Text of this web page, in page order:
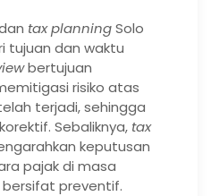
tax planningSolo
tujuan dan waktu
bertujuan
risiko atas
terjadi, sehingga
Sebaliknya, tax
keputusan
pajak di masa
preventif.